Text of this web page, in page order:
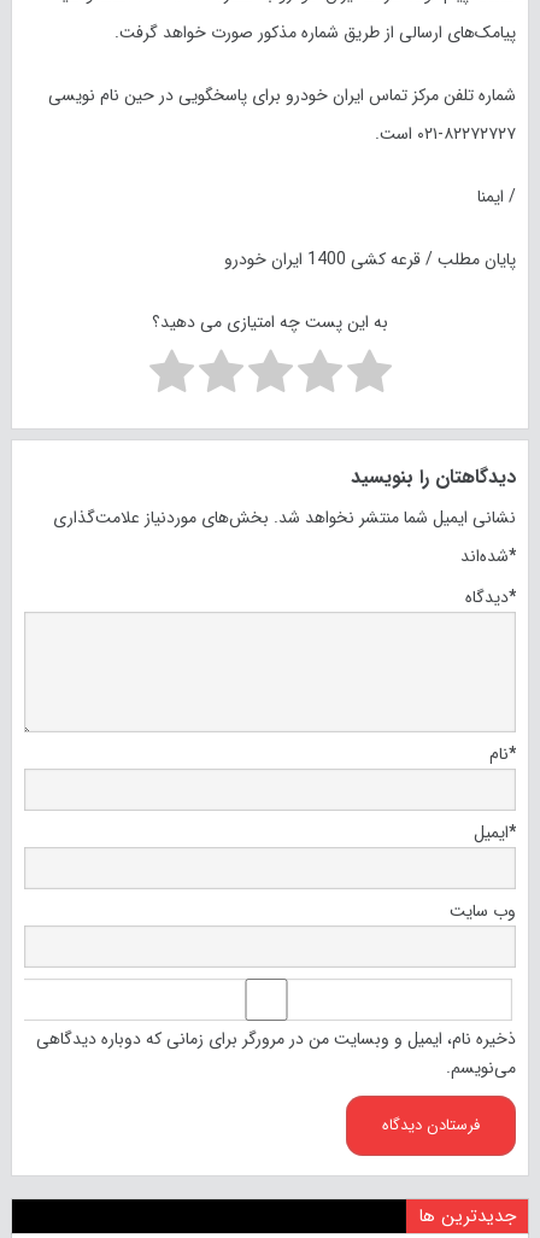
پیامک‌های ارسالی از طریق شماره مذکور صورت خواهد گرفت.
شماره تلفن مرکز تماس ایران خودرو برای پاسخگویی در حین نام نویسی
۸۲۲۷۲۷۲۷-۰۲۱ است.
/ ایمنا
پایان مطلب / قرعه کشی 1400 ایران خودرو
به این پست چه امتیازی می دهید؟
دیدگاهتان را بنویسید
نشانی ایمیل شما منتشر نخواهد شد. بخش‌های موردنیاز علامت‌گذاری
شده‌اند*
دیدگاه*
نام*
ایمیل*
وب‌ سایت
ذخیره نام، ایمیل و وبسایت من در مرورگر برای زمانی که دوباره دیدگاهی
می‌نویسم.
جدیدترین ها